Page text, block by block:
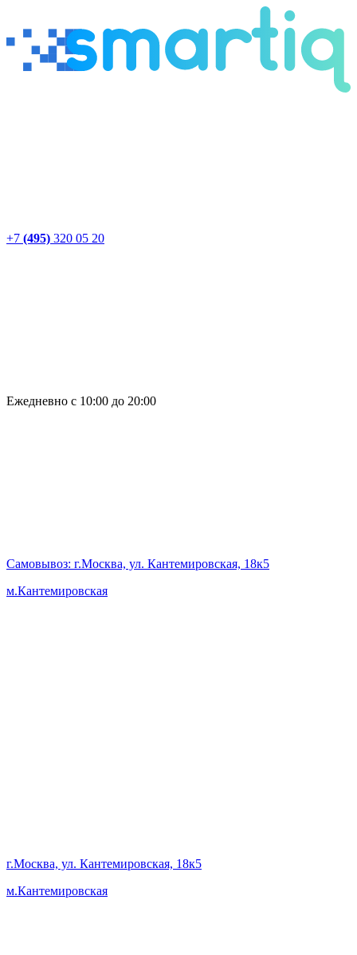
+7 (495) 320 05 20
Ежедневно с 10:00 до 20:00
Самовывоз: г.Москва, ул. Кантемировская, 18к5
м.Кантемировская
г.Москва, ул. Кантемировская, 18к5
м.Кантемировская